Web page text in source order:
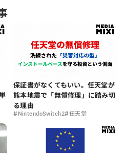
保証書がなくてもいい。任天堂が
熊本地震で「無償修理」に踏み切
る理由
# NintendoSwitch2#任天堂